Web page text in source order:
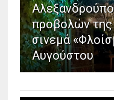
προβολών
σινεμά
Αυγούστου